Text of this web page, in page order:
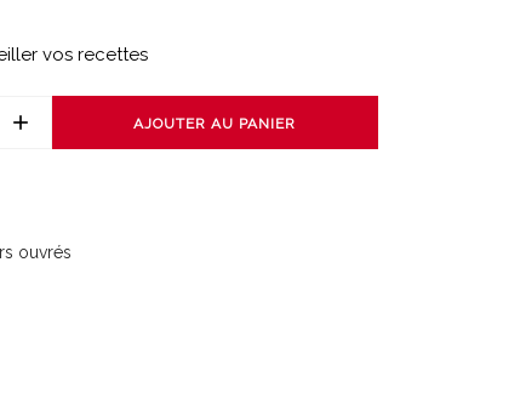
vos recettes
AJOUTER AU PANIER
ouvrés